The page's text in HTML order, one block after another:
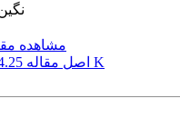
مشاهده
اصل مقاله 594.25 K